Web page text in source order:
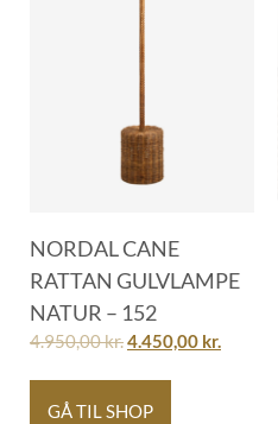
NORDAL CANE
RATTAN GULVLAMPE
NATUR – 152
4.950,00kr.4.450,00 kr.
GÅ TIL SHOP